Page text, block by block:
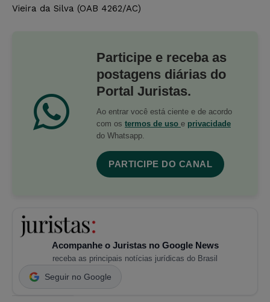
Vieira da Silva (OAB 4262/AC)
Participe e receba as
postagens diárias do
Portal Juristas.
Ao entrar você está ciente e de acordo
com os termos de uso e privacidade
do Whatsapp.
PARTICIPE DO CANAL
Acompanhe o Juristas no Google News
receba as principais notícias jurídicas do Brasil
Seguir no Google